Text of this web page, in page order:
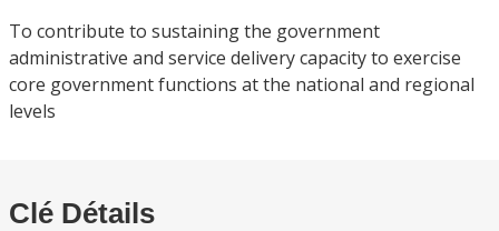
To contribute to sustaining the government
administrative and service delivery capacity to exercise
core government functions at the national and regional
levels
Clé Détails